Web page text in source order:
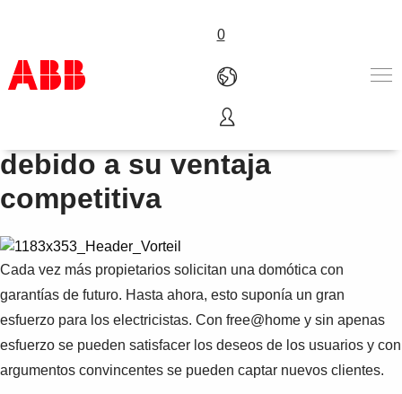
0
Productos & Soluciones
Industrias
Servicios
Sobre ABB
Contáctanos
Sencillamente un éxito
debido a su ventaja
competitiva
Cada vez más propietarios solicitan una domótica con
garantías de futuro. Hasta ahora, esto suponía un gran
esfuerzo para los electricistas. Con free@home y sin apenas
esfuerzo se pueden satisfacer los deseos de los usuarios y con
argumentos convincentes se pueden captar nuevos clientes.